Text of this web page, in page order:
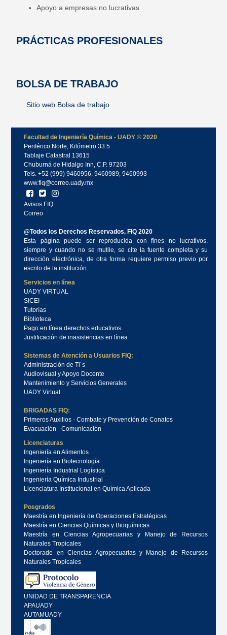
Apoyo a empresas no lucrativas
PRÁCTICAS PROFESIONALES
BOLSA DE TRABAJO
Sitio web Bolsa de trabajo
Facultad de Ingeniería Química - UADY © 2020
Periférico Norte, Kilómetro 33.5
Tablaje Catastral 13615
Chuburná de Hidalgo Inn, C.P. 97203
Tels. +52 (999) 9460956, 9460989, 9460993
www.fiq@correo.uady.mx
Avisos FIQ
Correo
@Todos los Derechos Reservados, FIQ 2020
Esta página puede ser reproducida con fines no lucrativos,
siempre y cuando no se mutile, se cite la fuente completa y su
dirección electrónica, de otra forma requiere permiso previo por
escrito de la institución.
Servicios en línea
UADY VIRTUAL
SICEI
Tutorías
Biblioteca
Pago en línea derechos educativos
Justificación de inasistencias en línea
Sistemas de Atención a Usuarios FIQ:
Administración de Ti´s
Audiovisual y Apoyo Docente
Mantenimiento y Servicios Generales
UADY Virtual
BRIGADAS FIQ:
Primeros Auxilios - Combate y Prevención de Conatos
Evacuación - Comunicación
Licenciaturas
Ingeniería en Alimentos
Ingeniería en Biotecnología
Ingeniería Industrial Logística
Ingeniería Química Industrial
Licenciatura Institucional en Química Aplicada
Posgrados
Maestría en Ingeniería de Operaciones Estratégicas
Maestría en Ciencias Químicas y Bioquímicas
Maestría en Ciencias Agropecuarias y Manejo de Recursos
Naturales Tropicales
Doctorado en Ciencias Agropecuarias y Manejo de Recursos
Naturales Tropicales
UNIDAD DE TRANSPARENCIA
APAUADY
AUTAMUADY